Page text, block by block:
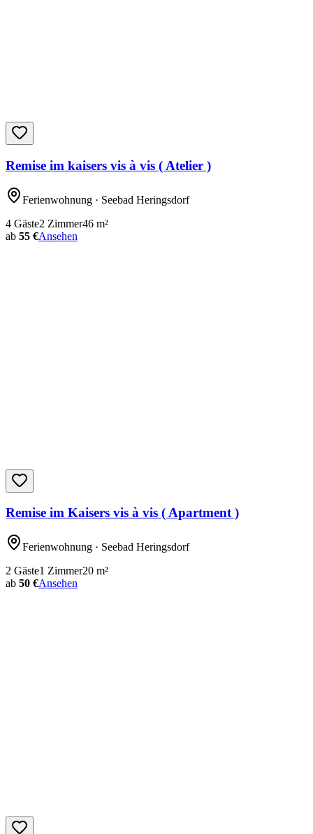
Remise im kaisers vis à vis ( Atelier )
Ferienwohnung · Seebad Heringsdorf
4 Gäste2 Zimmer46 m²
ab 55 €Ansehen
Remise im Kaisers vis à vis ( Apartment )
Ferienwohnung · Seebad Heringsdorf
2 Gäste1 Zimmer20 m²
ab 50 €Ansehen